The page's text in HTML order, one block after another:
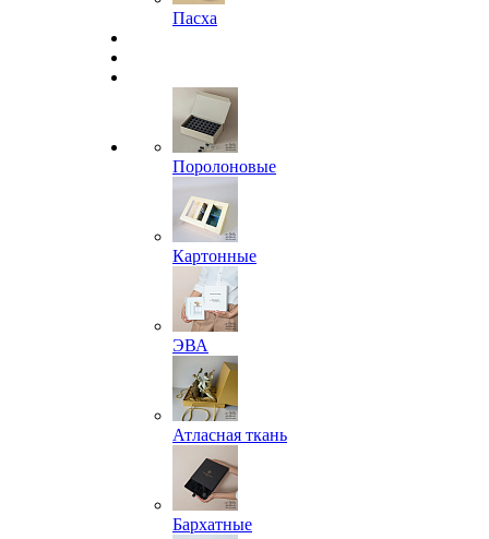
Пасха
Поролоновые
Картонные
ЭВА
Атласная ткань
Бархатные